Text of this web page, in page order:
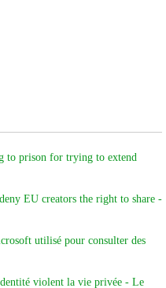
to prison for trying to extend
EU creators the right to share -
utilisé pour consulter des
violent la vie privée - Le